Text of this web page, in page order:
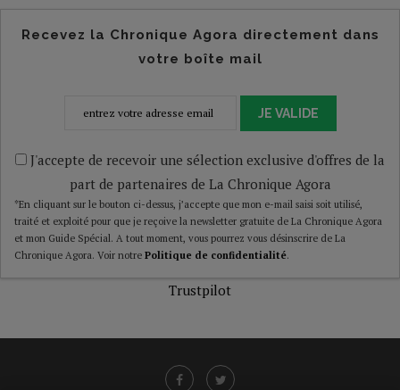
Recevez la Chronique Agora directement dans
votre boîte mail
JE VALIDE
J'accepte de recevoir une sélection exclusive d'offres de la
part de partenaires de La Chronique Agora
*En cliquant sur le bouton ci-dessus, j’accepte que mon e-mail saisi soit utilisé,
traité et exploité pour que je reçoive la newsletter gratuite de La Chronique Agora
et mon Guide Spécial. A tout moment, vous pourrez vous désinscrire de La
Chronique Agora. Voir notre Politique de confidentialité.
Trustpilot